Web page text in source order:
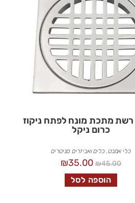
מתכת מונח לפתח ניקוז
כרום ניקל
כלי אמבט,כלים ואביזרים סניטרים
₪45.00
₪35.00
הוספה לסל